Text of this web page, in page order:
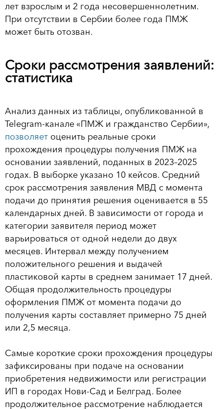
лет взрослым и 2 года несовершеннолетним.
При отсутствии в Сербии более года ПМЖ
может быть отозван.
Сроки рассмотрения заявлений:
статистика
Анализ данных из таблицы, опубликованной в
Telegram-канале «ПМЖ и гражданство Сербии»,
позволяет оценить реальные сроки
прохождения процедуры получения ПМЖ на
основании заявлений, поданных в 2023–2025
годах. В выборке указано 10 кейсов. Средний
срок рассмотрения заявления МВД с момента
подачи до принятия решения оценивается в 55
календарных дней. В зависимости от города и
категории заявителя период может
варьироваться от одной недели до двух
месяцев. Интервал между получением
положительного решения и выдачей
пластиковой карты в среднем занимает 17 дней.
Общая продолжительность процедуры
оформления ПМЖ от момента подачи до
получения карты составляет примерно 75 дней
или 2,5 месяца.
Самые короткие сроки прохождения процедуры
зафиксированы при подаче на основании
приобретения недвижимости или регистрации
ИП в городах Нови-Сад и Белград. Более
продолжительное рассмотрение наблюдается